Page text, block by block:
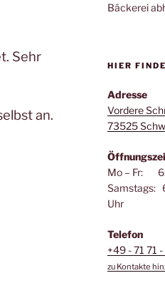
Sehr
an.
Bäckerei
HIER
Adresse
Vordere
73525
Mo – Fr:
Samstags:
Uhr
Telefon
+49 - 71 71
zu Kontakte